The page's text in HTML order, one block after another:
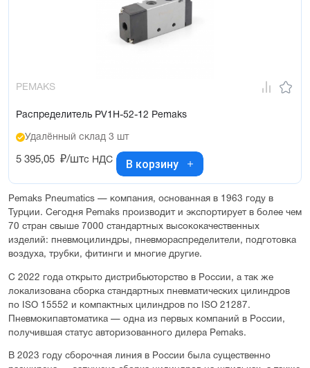
PEMAKS
Распределитель PV1H-52-12 Pemaks
Удалённый склад 3 шт
5 395,05 ₽/штс НДС В корзину
Pemaks Pneumatics — компания, основанная в 1963 году в
Турции. Сегодня Pemaks производит и экспортирует в более чем
70 стран свыше 7000 стандартных высококачественных
изделий: пневмоцилиндры, пневмораспределители, подготовка
воздуха, трубки, фитинги и многие другие.
С 2022 года открыто дистрибьюторство в России, а так же
локализована сборка стандартных пневматических цилиндров
по ISO 15552 и компактных цилиндров по ISO 21287.
Пневмокипавтоматика — одна из первых компаний в России,
получившая статус авторизованного дилера Pemaks.
В 2023 году сборочная линия в России была существенно